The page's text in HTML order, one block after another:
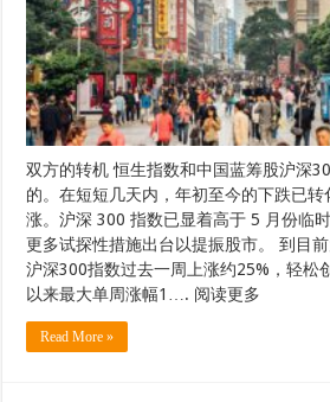
双方的转机 恒生指数和中国蓝筹股沪深
的。在短短几天内，年初至今的下跌已转
涨。沪深 300 指数已显着高于 5 月份临
更多试探性措施出台以提振股市。 到目
沪深300指数过去一周上涨约25%，轻松
以来最大单周涨幅1…. 阅读更多
Read More »